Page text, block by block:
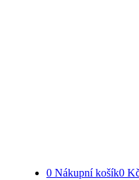
0 Nákupní košík0